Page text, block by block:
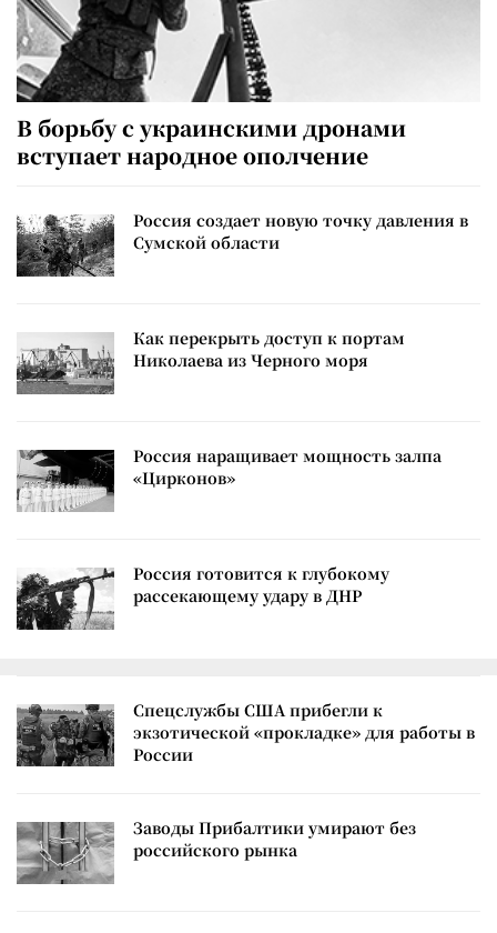
В борьбу с украинскими дронами
вступает народное ополчение
Россия создает новую точку давления в
Сумской области
Как перекрыть доступ к портам
Николаева из Черного моря
Россия наращивает мощность залпа
«Цирконов»
Россия готовится к глубокому
рассекающему удару в ДНР
Спецслужбы США прибегли к
экзотической «прокладке» для работы в
России
Заводы Прибалтики умирают без
российского рынка